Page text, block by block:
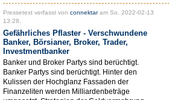
Pressetext verfasst von connektaram So, 2022-02-13
13:28.
Gefährliches Pflaster - Verschwundene
Banker, Börsianer, Broker, Trader,
Investmentbanker
Banker und Broker Partys sind berüchtigt.
Banker Partys sind berüchtigt. Hinter den
Kulissen der Hochglanz Fassaden der
Finanzeliten werden Milliardenbeträge